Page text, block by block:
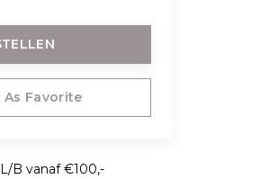
As Favorite
B vanaf €100,-